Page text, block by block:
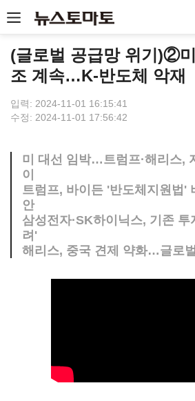
(글로벌 공급망 위기)②
조 계속…K-반도체 악재
입력: 2024-11-01 16:15:41
수정: 2024-11-01 17:56:42
미 대선 임박…트럼프·해리스,
이
트럼프, 바이든 '반도체지원법'
안
삼성전자·SK하이닉스, 기존
려'
해리스, 중국 견제 약화…글로